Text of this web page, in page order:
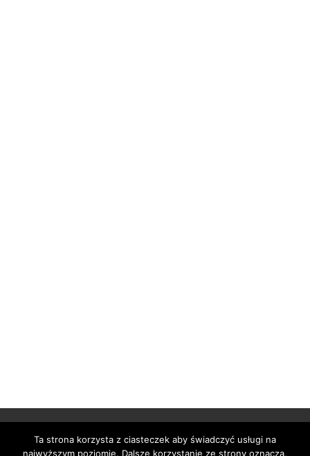
Ta strona korzysta z ciasteczek aby świadczyć usługi na
najwyższym poziomie. Dalsze korzystanie ze strony oznacza,